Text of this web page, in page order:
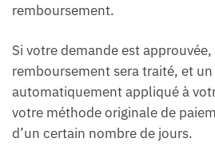
remboursement.
Si votre demande est
remboursement sera traité, et
automatiquement appliqué à
votre méthode originale de
d’un certain nombre de jours.